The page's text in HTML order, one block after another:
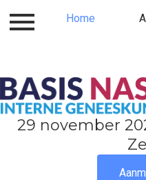
Inloggen
Home
​​​​​29 november